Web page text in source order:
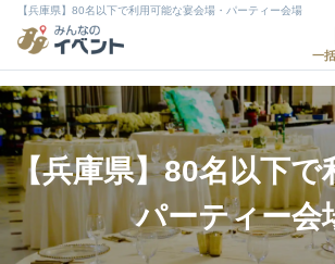
【兵庫県】80名以下で利用可能な宴会場・パーティー会場
一
【兵庫県】80名以下で
パーティー会